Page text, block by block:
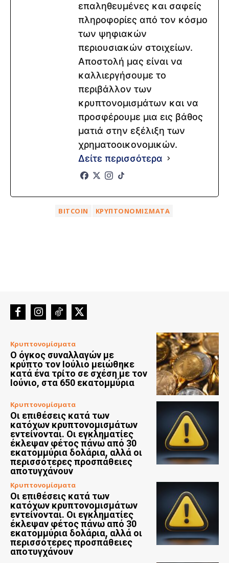
επαληθευμένες και σαφείς
πληροφορίες από τον κόσμο
των ψηφιακών
περιουσιακών στοιχείων.
Αποστολή μας είναι να
καλλιεργήσουμε το
περιβάλλον των
κρυπτονομισμάτων και να
προσφέρουμε μια εις βάθος
ματιά στην εξέλιξη των
χρηματοοικονομικών.
Δείτε περισσότερα
BITCOIN ΚΡΥΠΤΟΝΟΜΊΣΜΑΤΑ
Κρυπτονομίσματα
Ο όγκος συναλλαγών με
κρύπτο τον Ιούλιο μειώθηκε
κατά ένα τρίτο σε σχέση με τον
Ιούνιο, στα 650 εκατομμύρια
Κρυπτονομίσματα
Οι επιθέσεις κατά των
κατόχων κρυπτονομισμάτων
εντείνονται. Οι εγκληματίες
έκλεψαν φέτος πάνω από 30
εκατομμύρια δολάρια, αλλά οι
περισσότερες προσπάθειες
αποτυγχάνουν
Κρυπτονομίσματα
Οι επιθέσεις κατά των
κατόχων κρυπτονομισμάτων
εντείνονται. Οι εγκληματίες
έκλεψαν φέτος πάνω από 30
εκατομμύρια δολάρια, αλλά οι
περισσότερες προσπάθειες
αποτυγχάνουν